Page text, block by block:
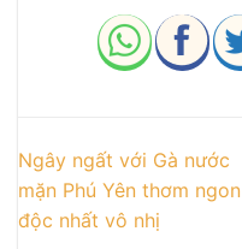
Ngây ngất với Gà nước
mặn Phú Yên thơm ngon
độc nhất vô nhị